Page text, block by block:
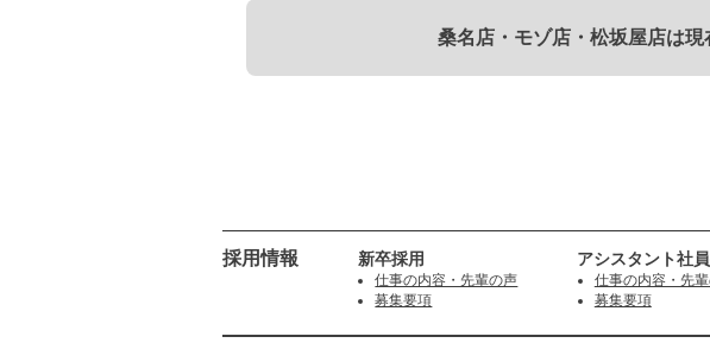
桑名店・モゾ店・松坂屋店は
採用情報 新卒採用
仕事の内容・先輩の声
募集要項
アシスタント社
仕事の内容・先
募集要項